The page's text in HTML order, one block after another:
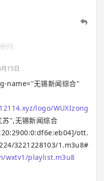
除
15日
name="无锡新闻综合"
logo/WUXIzong
",无锡新闻综合
ott.
3221228103/1.m3u8#
wxtv1/playlist.m3u8